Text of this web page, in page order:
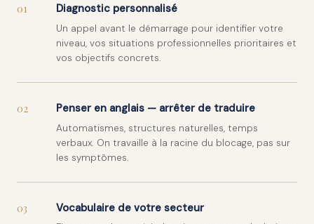
01 Diagnostic personnalisé
Un appel avant le démarrage pour identifier votre
niveau, vos situations professionnelles prioritaires et
vos objectifs concrets.
02 Penser en anglais — arrêter de traduire
Automatismes, structures naturelles, temps
verbaux. On travaille à la racine du blocage, pas sur
les symptômes.
03 Vocabulaire de votre secteur